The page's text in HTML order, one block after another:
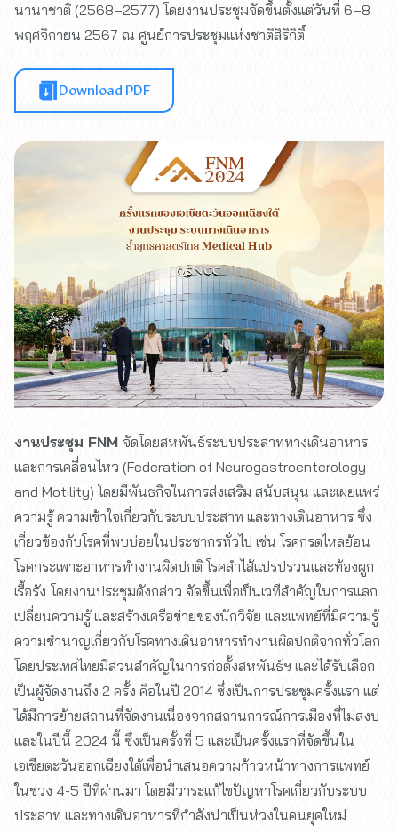
นานาชาติ (2568–2577) โดยงานประชุมจัดขึ้นตั้งแต่วันที่ 6–8
พฤศจิกายน 2567 ณ ศูนย์การประชุมแห่งชาติสิริกิติ์
Download PDF
งานประชุม FNM จัดโดยสหพันธ์ระบบประสาททางเดินอาหาร
และการเคลื่อนไหว (Federation of Neurogastroenterology
and Motility) โดยมีพันธกิจในการส่งเสริม สนับสนุน และเผยแพร่
ความรู้ ความเข้าใจเกี่ยวกับระบบประสาท และทางเดินอาหาร ซึ่ง
เกี่ยวข้องกับโรคที่พบบ่อยในประชากรทั่วไป เช่น โรคกรดไหลย้อน
โรคกระเพาะอาหารทำงานผิดปกติ โรคลำไส้แปรปรวนและท้องผูก
เรื้อรัง โดยงานประชุมดังกล่าว จัดขึ้นเพื่อเป็นเวทีสำคัญในการแลก
เปลี่ยนความรู้ และสร้างเครือข่ายของนักวิจัย และแพทย์ที่มีความรู้
ความชำนาญเกี่ยวกับโรคทางเดินอาหารทำงานผิดปกติจากทั่วโลก
โดยประเทศไทยมีส่วนสำคัญในการก่อตั้งสหพันธ์ฯ และได้รับเลือก
เป็นผู้จัดงานถึง 2 ครั้ง คือในปี 2014 ซึ่งเป็นการประชุมครั้งแรก แต่
ได้มีการย้ายสถานที่จัดงานเนื่องจากสถานการณ์การเมืองที่ไม่สงบ
และในปีนี้ 2024 นี้ ซึ่งเป็นครั้งที่ 5 และเป็นครั้งแรกที่จัดขึ้นใน
เอเชียตะวันออกเฉียงใต้เพื่อนำเสนอความก้าวหน้าทางการแพทย์
ในช่วง 4-5 ปีที่ผ่านมา โดยมีวาระแก้ไขปัญหาโรคเกี่ยวกับระบบ
ประสาท และทางเดินอาหารที่กำลังน่าเป็นห่วงในคนยุคใหม่